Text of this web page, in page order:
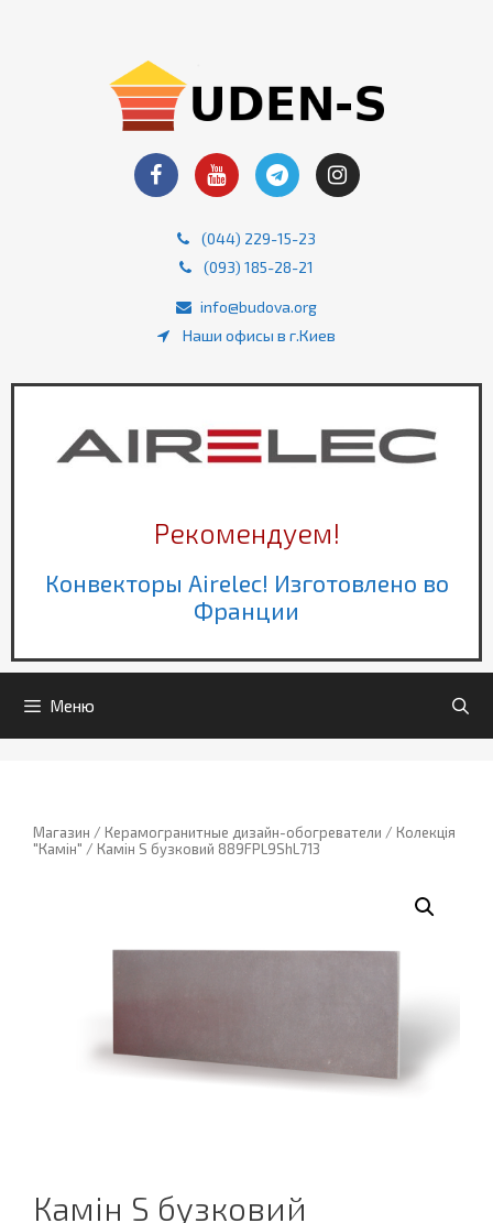
(044) 229-15-23
(093) 185-28-21
info@budova.org
Наши офисы в г.Киев
Рекомендуем!
Конвекторы Airelec! Изготовлено во
Франции
Меню
Магазин / Керамогранитные дизайн-обогреватели / Колекція
"Камін" / Камін S бузковий 889FPL9ShL713
Камін S бузковий